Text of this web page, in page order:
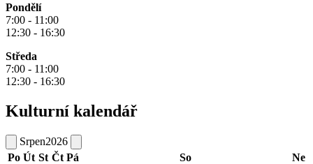
Pondělí
7:00 - 11:00
12:30 - 16:30
Středa
7:00 - 11:00
12:30 - 16:30
Kulturní kalendář
Srpen2026
Po Út St Čt Pá So
Ne